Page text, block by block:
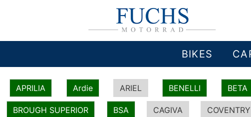
BIKES
APRILIA Ardie ARIEL BENELLI BETA
BROUGH SUPERIOR BSA CAGIVA